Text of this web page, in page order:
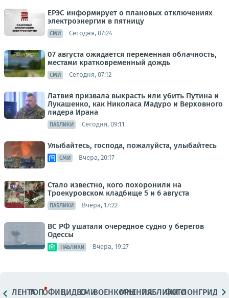
ЕРЭС информирует о плановых отключениях
электроэнергии в пятницу
СМИ Сегодня, 07:24
07 августа ожидается переменная облачность,
местами кратковременный дождь
СМИ Сегодня, 07:12
Латвия призвала выкрасть или убить Путина и
Лукашенко, как Николаса Мадуро и Верховного
лидера Ирана
ПАБЛИКИ Сегодня, 09:11
Улыбайтесь, господа, пожалуйста, улыбайтесь
СМИ Вчера, 20:17
Стало известно, кого похоронили на
Троекуровском кладбище 5 и 6 августа
ПАБЛИКИ Вчера, 17:22
ВС РФ ушатали очередное судно у берегов
Одессы
ПАБЛИКИ Вчера, 19:27
ЛЕНТАТОПОФИЦ.ВИДЕОСМИВОЕНКОРЫМНЕНИЯПАБЛИКИ
ФОТОЛОНГРИДЫ